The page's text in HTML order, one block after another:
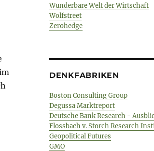
Wunderbare Welt der Wirtschaft
Wolfstreet
Zerohedge
DENKFABRIKEN
Boston Consulting Group
Degussa Marktreport
Deutsche Bank Research -
Flossbach v. Storch Research
Geopolitical Futures
GMO